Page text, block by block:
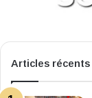
Articles récents